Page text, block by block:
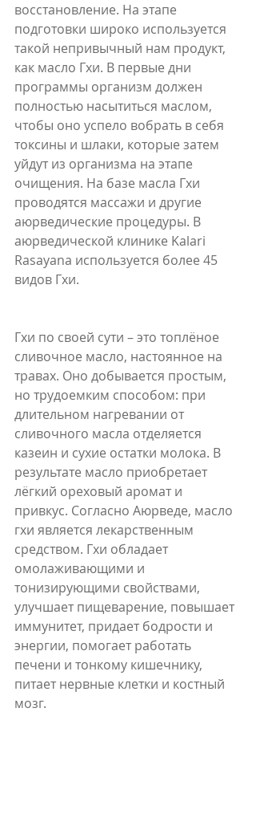
восстановление. На этапе
подготовки широко используется
такой непривычный нам продукт,
как масло Гхи. В первые дни
программы организм должен
полностью насытиться маслом,
чтобы оно успело вобрать в себя
токсины и шлаки, которые затем
уйдут из организма на этапе
очищения. На базе масла Гхи
проводятся массажи и другие
аюрведические процедуры. В
аюрведической клинике Kalari
Rasayana используется более 45
видов Гхи.
Гхи по своей сути – это топлёное
сливочное масло, настоянное на
травах. Оно добывается простым,
но трудоемким способом: при
длительном нагревании от
сливочного масла отделяется
казеин и сухие остатки молока. В
результате масло приобретает
лёгкий ореховый аромат и
привкус. Согласно Аюрведе, масло
гхи является лекарственным
средством. Гхи обладает
омолаживающими и
тонизирующими свойствами,
улучшает пищеварение, повышает
иммунитет, придает бодрости и
энергии, помогает работать
печени и тонкому кишечнику,
питает нервные клетки и костный
мозг.